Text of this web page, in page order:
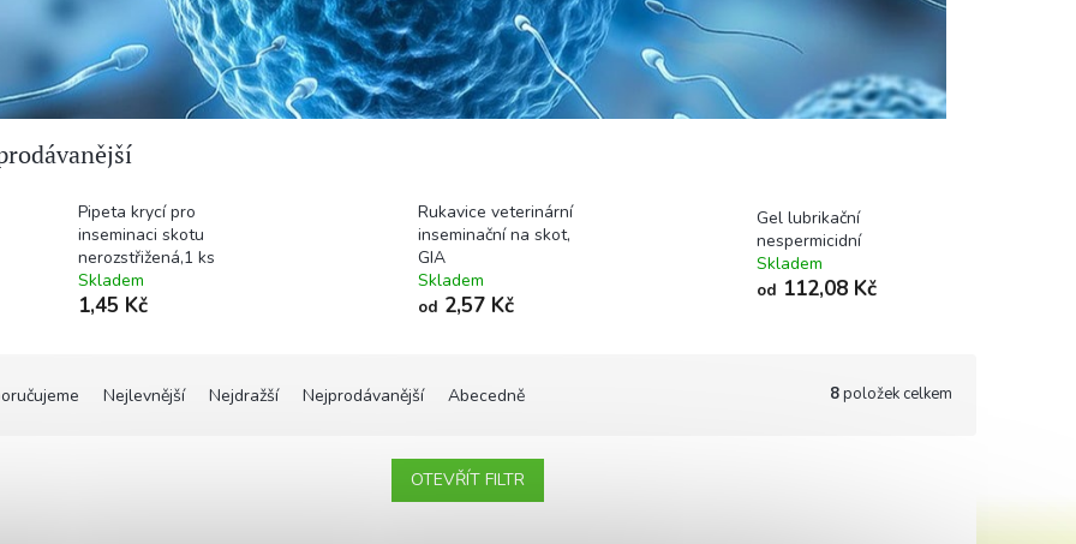
Pipeta krycí pro
inseminaci skotu
nerozstřižená,1 ks
Skladem
1,45 Kč
Rukavice veterinární
inseminační na skot,
GIA
Skladem
od 2,57 Kč
Gel lubrikační
nespermicidní
Skladem
od 112,08 Kč
Nejlevnější Nejdražší Nejprodávanější Abecedně 8položek celkem
OTEVŘÍT FILTR